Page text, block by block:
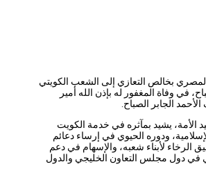
التعازي إلى الشعب الكويتي
المغفور له بإذن الله أمير
الصباح.
يشيد بمآثره في خدمة الكويت
ودوره الحيوي في إرساء دعائم
لأبناء شعبه، والإسهام في دعم
مجلس التعاون الخليجي والدول